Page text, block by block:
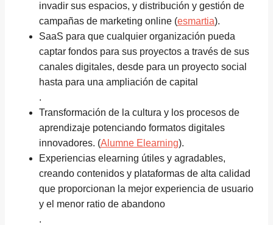
invadir sus espacios, y distribución y gestión de
campañas de marketing online (esmartia).
SaaS para que cualquier organización pueda
captar fondos para sus proyectos a través de sus
canales digitales, desde para un proyecto social
hasta para una ampliación de capital
.
Transformación de la cultura y los procesos de
aprendizaje potenciando formatos digitales
innovadores. (Alumne Elearning).
Experiencias elearning útiles y agradables,
creando contenidos y plataformas de alta calidad
que proporcionan la mejor experiencia de usuario
y el menor ratio de abandono
.